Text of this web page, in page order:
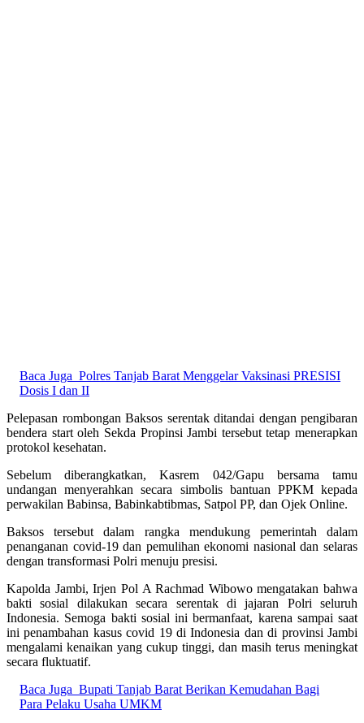
Baca Juga Polres Tanjab Barat Menggelar Vaksinasi PRESISI
Dosis I dan II
Pelepasan rombongan Baksos serentak ditandai dengan pengibaran
bendera start oleh Sekda Propinsi Jambi tersebut tetap menerapkan
protokol kesehatan.
Sebelum diberangkatkan, Kasrem 042/Gapu bersama tamu
undangan menyerahkan secara simbolis bantuan PPKM kepada
perwakilan Babinsa, Babinkabtibmas, Satpol PP, dan Ojek Online.
Baksos tersebut dalam rangka mendukung pemerintah dalam
penanganan covid-19 dan pemulihan ekonomi nasional dan selaras
dengan transformasi Polri menuju presisi.
Kapolda Jambi, Irjen Pol A Rachmad Wibowo mengatakan bahwa
bakti sosial dilakukan secara serentak di jajaran Polri seluruh
Indonesia. Semoga bakti sosial ini bermanfaat, karena sampai saat
ini penambahan kasus covid 19 di Indonesia dan di provinsi Jambi
mengalami kenaikan yang cukup tinggi, dan masih terus meningkat
secara fluktuatif.
Baca Juga Bupati Tanjab Barat Berikan Kemudahan Bagi
Para Pelaku Usaha UMKM